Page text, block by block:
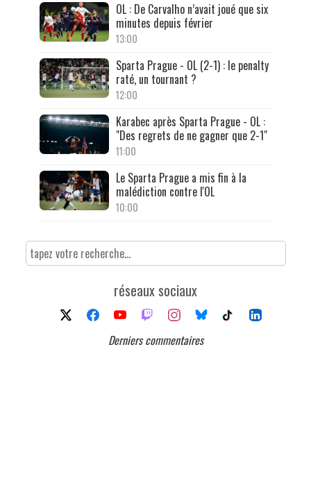
OL : De Carvalho n’avait joué que six
minutes depuis février
13:00
Sparta Prague - OL (2-1) : le penalty
raté, un tournant ?
12:00
Karabec après Sparta Prague - OL :
"Des regrets de ne gagner que 2-1"
11:00
Le Sparta Prague a mis fin à la
malédiction contre l'OL
10:00
réseaux sociaux
Derniers commentaires